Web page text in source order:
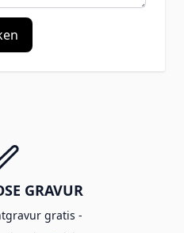
GRAVUR
gratis -